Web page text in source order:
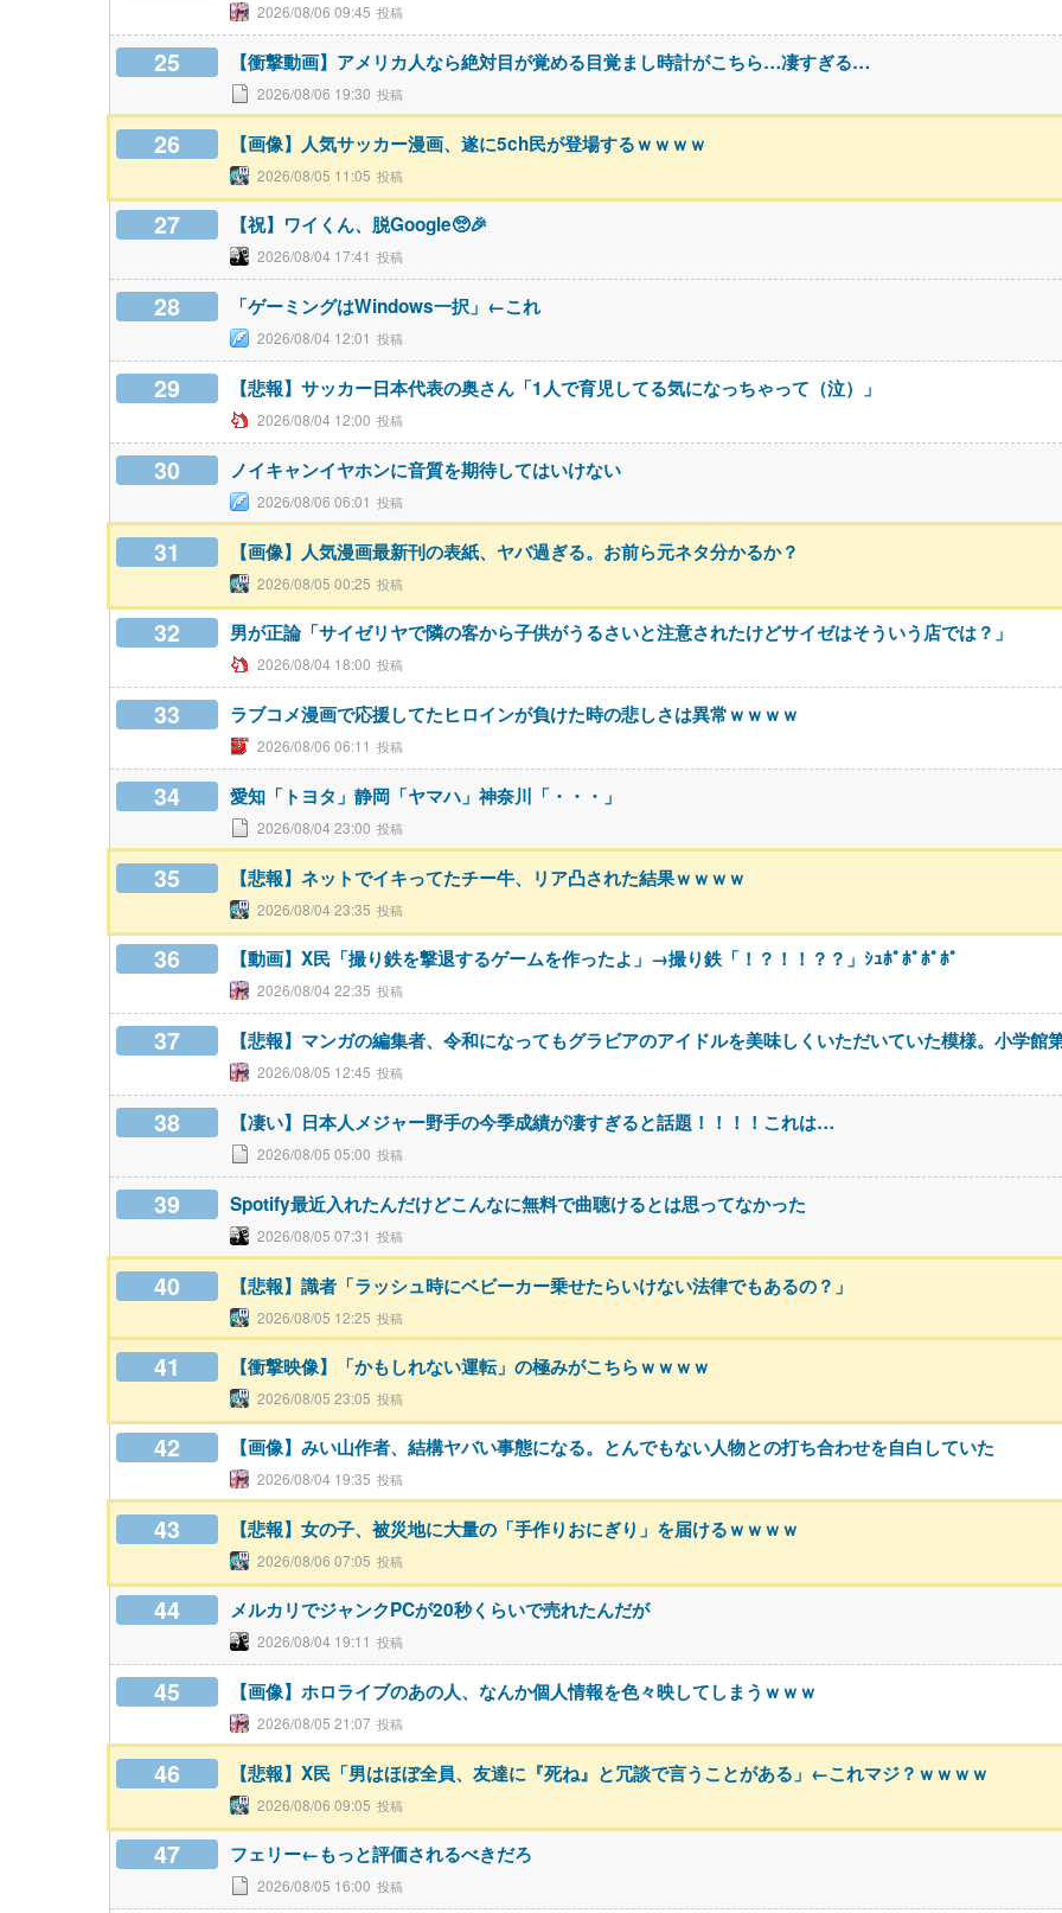
2026/08/06 09:45
25 【衝撃動画】アメリカ人なら絶対目が覚める目覚まし時計がこちら…凄すぎる…
2026/08/06 19:30
26 【画像】人気サッカー漫画、遂に5ch民が登場するｗｗｗｗ
2026/08/05 11:05
27 【祝】ワイくん、脱Google🥺🎉
2026/08/04 17:41
28 「ゲーミングはWindows一択」←これ
2026/08/04 12:01
29 【悲報】サッカー日本代表の奥さん「1人で育児してる気になっちゃって（泣）」
2026/08/04 12:00
30 ノイキャンイヤホンに音質を期待してはいけない
2026/08/06 06:01
31 【画像】人気漫画最新刊の表紙、ヤバ過ぎる。お前ら元ネタ分かるか？
2026/08/05 00:25
32 男が正論「サイゼリヤで隣の客から子供がうるさいと注意されたけどサイゼはそういう店では？」
2026/08/04 18:00
33 ラブコメ漫画で応援してたヒロインが負けた時の悲しさは異常ｗｗｗｗ
2026/08/06 06:11
34 愛知「トヨタ」静岡「ヤマハ」神奈川「・・・」
2026/08/04 23:00
35 【悲報】ネットでイキってたチー牛、リア凸された結果ｗｗｗｗ
2026/08/04 23:35
36 【動画】X民「撮り鉄を撃退するゲームを作ったよ」→撮り鉄「！？！！？？」ｼｭﾎﾟﾎﾟﾎﾟﾎﾟ
2026/08/04 22:35
37 【悲報】マンガの編集者、令和になってもグラビアのアイドルを美味しくいただいていた模様。小学館
2026/08/05 12:45
38 【凄い】日本人メジャー野手の今季成績が凄すぎると話題！！！！これは…
2026/08/05 05:00
39 Spotify最近入れたんだけどこんなに無料で曲聴けるとは思ってなかった
2026/08/05 07:31
40 【悲報】識者「ラッシュ時にベビーカー乗せたらいけない法律でもあるの？」
2026/08/05 12:25
41 【衝撃映像】「かもしれない運転」の極みがこちらｗｗｗｗ
2026/08/05 23:05
42 【画像】みい山作者、結構ヤバい事態になる。とんでもない人物との打ち合わせを自白していた
2026/08/04 19:35
43 【悲報】女の子、被災地に大量の「手作りおにぎり」を届けるｗｗｗｗ
2026/08/06 07:05
44 メルカリでジャンクPCが20秒くらいで売れたんだが
2026/08/04 19:11
45 【画像】ホロライブのあの人、なんか個人情報を色々映してしまうｗｗｗ
2026/08/05 21:07
46 【悲報】X民「男はほぼ全員、友達に『死ね』と冗談で言うことがある」←これマジ？ｗｗｗｗ
2026/08/06 09:05
47 フェリー←もっと評価されるべきだろ
2026/08/05 16:00